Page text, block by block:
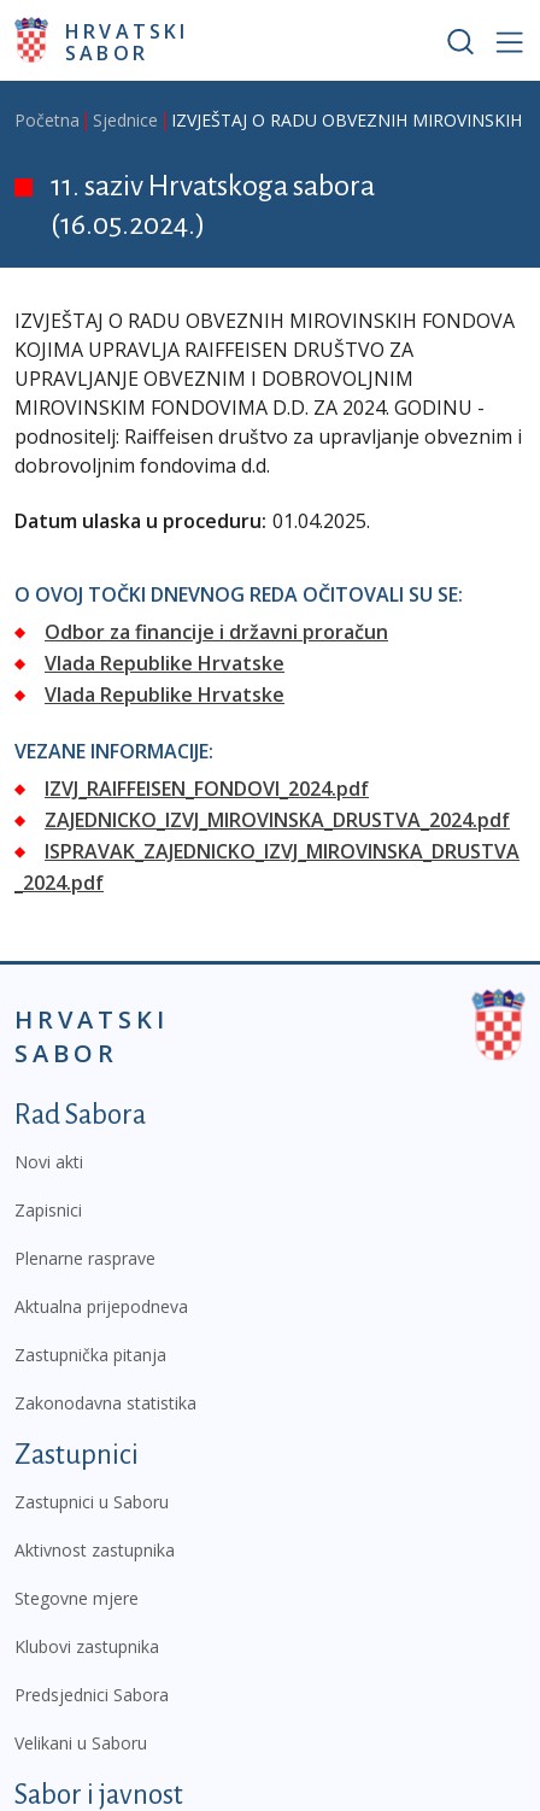
Skoči na glavni sadržaj
HRVATSKI
SABOR
Breadcrumb
Početna Sjednice IZVJEŠTAJ O RADU OBVEZNIH
11. saziv Hrvatskoga sabora
(16.05.2024.)
IZVJEŠTAJ O RADU OBVEZNIH MIROVINSKIH FONDOVA
KOJIMA UPRAVLJA RAIFFEISEN DRUŠTVO ZA
UPRAVLJANJE OBVEZNIM I DOBROVOLJNIM
MIROVINSKIM FONDOVIMA D.D. ZA 2024. GODINU -
podnositelj: Raiffeisen društvo za upravljanje obveznim i
dobrovoljnim fondovima d.d.
Datum ulaska u proceduru: 01.04.2025.
O OVOJ TOČKI DNEVNOG REDA OČITOVALI SU SE:
Odbor za financije i državni proračun
Vlada Republike Hrvatske
Vlada Republike Hrvatske
VEZANE INFORMACIJE:
IZVJ_RAIFFEISEN_FONDOVI_2024.pdf
ZAJEDNICKO_IZVJ_MIROVINSKA_DRUSTVA_2024.pdf
ISPRAVAK_ZAJEDNICKO_IZVJ_MIROVINSKA_DRUSTVA
_2024.pdf
HRVATSKI
SABOR
Podnožje prvi izbornik
Rad Sabora
Novi akti
Zapisnici
Plenarne rasprave
Aktualna prijepodneva
Zastupnička pitanja
Zakonodavna statistika
Zastupnici
Zastupnici u Saboru
Aktivnost zastupnika
Stegovne mjere
Klubovi zastupnika
Predsjednici Sabora
Velikani u Saboru
Sabor i javnost